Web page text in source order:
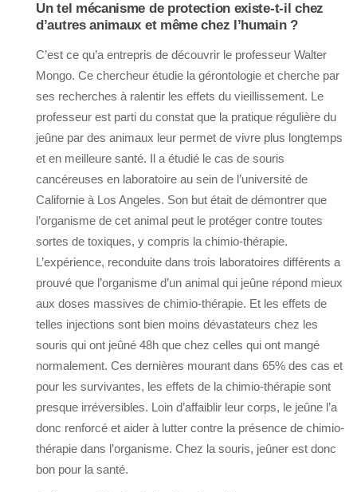
Un tel mécanisme de protection existe-t-il chez
d’autres animaux et même chez l’humain ?
C’est ce qu’a entrepris de découvrir le professeur Walter
Mongo. Ce chercheur étudie la gérontologie et cherche par
ses recherches à ralentir les effets du vieillissement. Le
professeur est parti du constat que la pratique régulière du
jeûne par des animaux leur permet de vivre plus longtemps
et en meilleure santé. Il a étudié le cas de souris
cancéreuses en laboratoire au sein de l’université de
Californie à Los Angeles. Son but était de démontrer que
l’organisme de cet animal peut le protéger contre toutes
sortes de toxiques, y compris la chimio-thérapie.
L’expérience, reconduite dans trois laboratoires différents a
prouvé que l’organisme d’un animal qui jeûne répond mieux
aux doses massives de chimio-thérapie. Et les effets de
telles injections sont bien moins dévastateurs chez les
souris qui ont jeûné 48h que chez celles qui ont mangé
normalement. Ces dernières mourant dans 65% des cas et
pour les survivantes, les effets de la chimio-thérapie sont
presque irréversibles. Loin d’affaiblir leur corps, le jeûne l’a
donc renforcé et aider à lutter contre la présence de chimio-
thérapie dans l’organisme. Chez la souris, jeûner est donc
bon pour la santé.